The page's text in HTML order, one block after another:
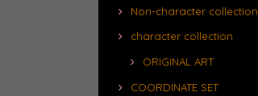
Non-character collection
character collection
ORIGINAL ART
COORDINATE SET